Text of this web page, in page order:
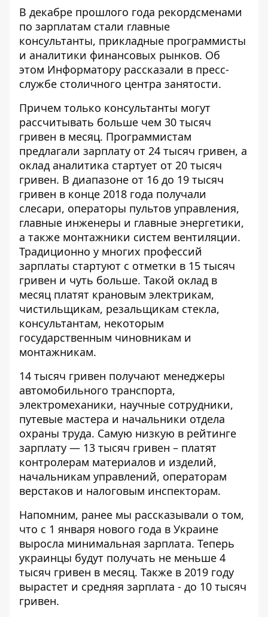
В декабре прошлого года рекордсменами
по зарплатам стали главные
консультанты, прикладные программисты
и аналитики финансовых рынков. Об
этом Информатору рассказали в пресс-
службе столичного центра занятости.
Причем только консультанты могут
рассчитывать больше чем 30 тысяч
гривен в месяц. Программистам
предлагали зарплату от 24 тысяч гривен, а
оклад аналитика стартует от 20 тысяч
гривен. В диапазоне от 16 до 19 тысяч
гривен в конце 2018 года получали
слесари, операторы пультов управления,
главные инженеры и главные энергетики,
а также монтажники систем вентиляции.
Традиционно у многих профессий
зарплаты стартуют с отметки в 15 тысяч
гривен и чуть больше. Такой оклад в
месяц платят крановым электрикам,
чистильщикам, резальщикам стекла,
консультантам, некоторым
государственным чиновникам и
монтажникам.
14 тысяч гривен получают менеджеры
автомобильного транспорта,
электромеханики, научные сотрудники,
путевые мастера и начальники отдела
охраны труда. Самую низкую в рейтинге
зарплату — 13 тысяч гривен – платят
контролерам материалов и изделий,
начальникам управлений, операторам
верстаков и налоговым инспекторам.
Напомним, ранее мы рассказывали о том,
что с 1 января нового года в Украине
выросла минимальная зарплата. Теперь
украинцы будут получать не меньше 4
тысяч гривен в месяц. Также в 2019 году
вырастет и средняя зарплата - до 10 тысяч
гривен.